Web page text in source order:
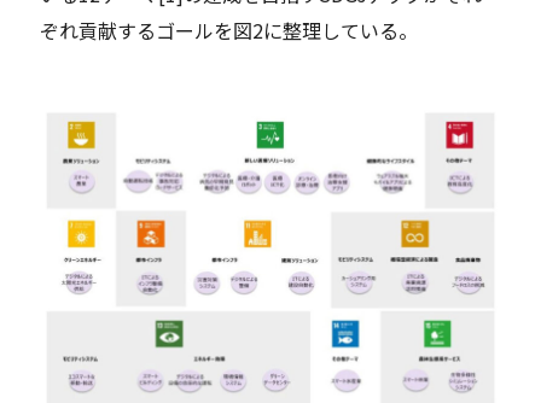
ぞれ貢献するゴールを図2に整理している。